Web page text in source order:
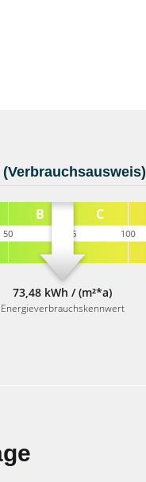
73,48 kWh / (m²*a)
Energieverbrauchskennwert